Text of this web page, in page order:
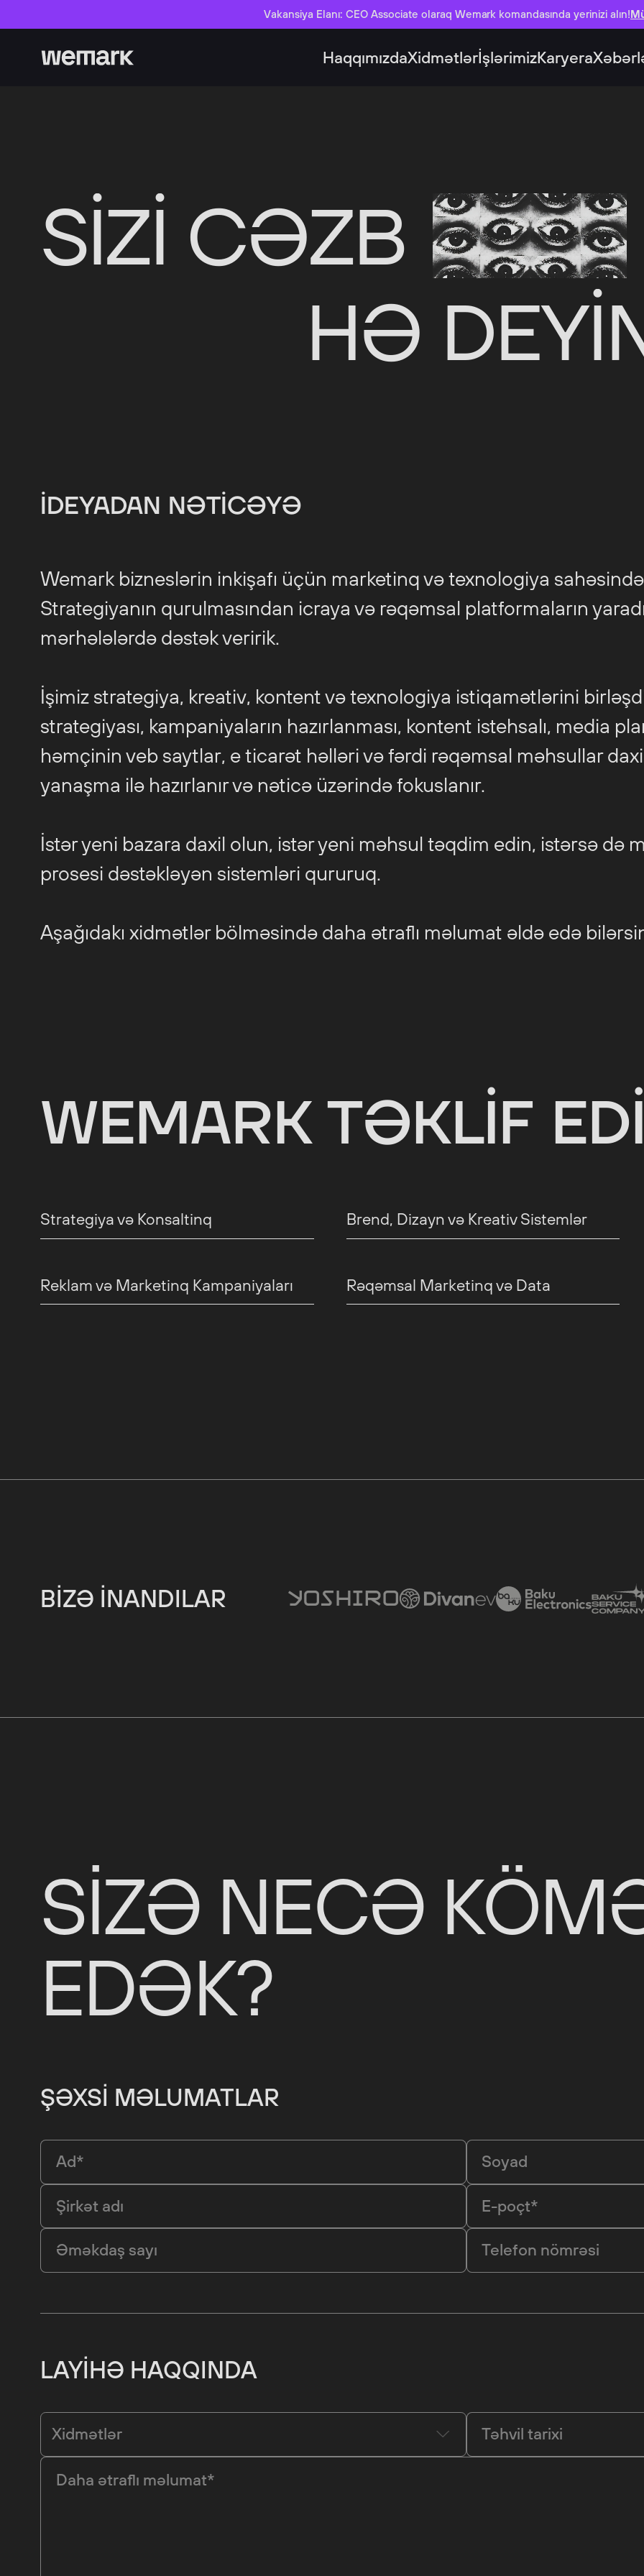
Vakansiya Elanı: CEO Associate olaraq Wemark komandasında yerinizi alın!
HaqqımızdaXidmətlərİşlərimizKaryera
SİZİ CƏZB
HƏ
İDEYADAN NƏTICƏYƏ
Wemark bizneslərin inkişafı üçün marketinq və texnologiya
Strategiyanın qurulmasından icraya və rəqəmsal platformaların
mərhələlərdə dəstək veririk.
İşimiz strategiya, kreativ, kontent və texnologiya istiqamətlərini
strategiyası, kampaniyaların hazırlanması, kontent istehsalı, media
həmçinin veb saytlar, e ticarət həlləri və fərdi rəqəmsal məhsullar
yanaşma ilə hazırlanır və nəticə üzərində fokuslanır.
İstər yeni bazara daxil olun, istər yeni məhsul təqdim edin, istərsə də
prosesi dəstəkləyən sistemləri qururuq.
Aşağıdakı xidmətlər bölməsində daha ətraflı məlumat əldə edə
WEMARK TƏKLIF
Strategiya və Konsaltinq Brend, Dizayn və Kreativ Sistemlər
Reklam və Marketinq Kampaniyaları Rəqəmsal Marketinq və Data
BIZƏ INANDILAR
SIZƏ NECƏ
EDƏK?
ŞƏXSI MƏLUMATLAR
LAYIHƏ HAQQINDA
Xidmətlər